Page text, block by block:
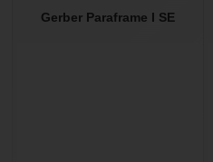
Nebyla přidána
Gerber Paraframe I SE